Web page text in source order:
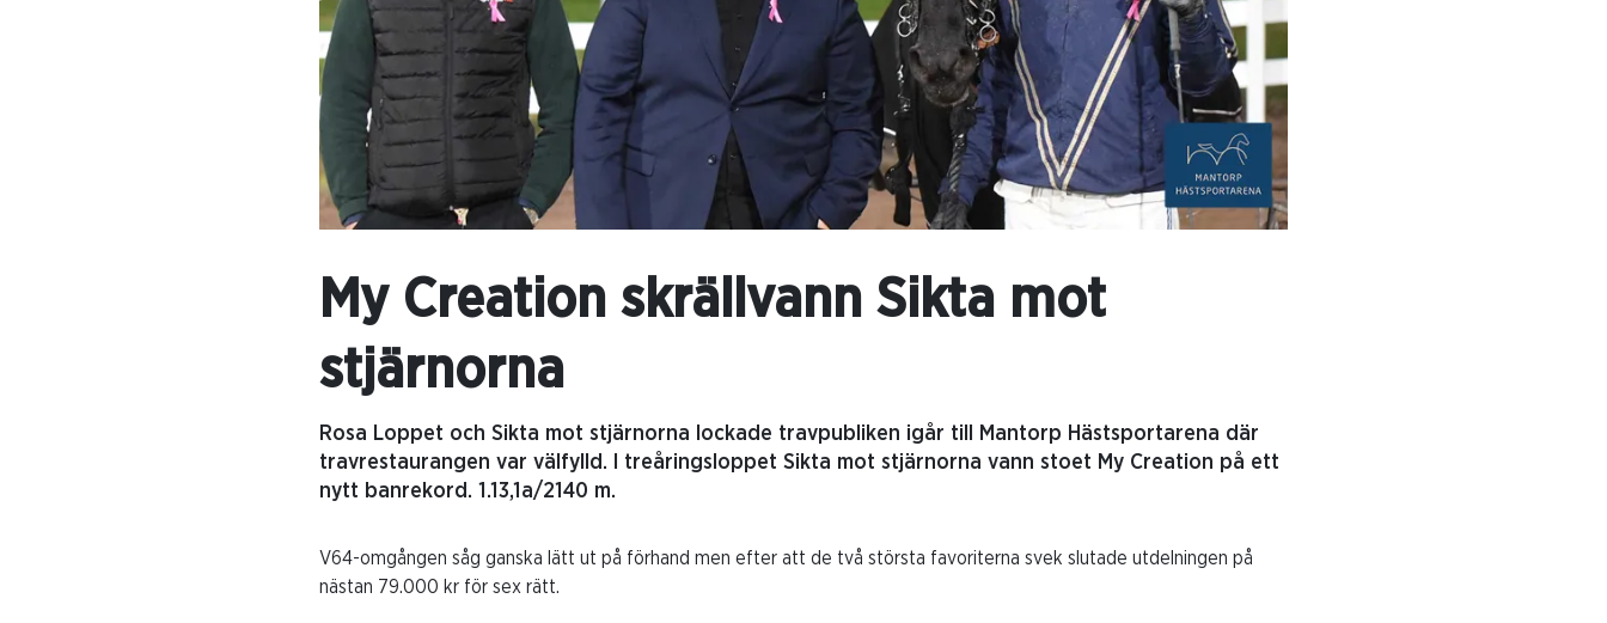
My Creation skrällvann Sikta mot
stjärnorna
Rosa Loppet och Sikta mot stjärnorna lockade travpubliken igår till Mantorp Hästsportarena där
travrestaurangen var välfylld. I treåringsloppet Sikta mot stjärnorna vann stoet My Creation på ett
nytt banrekord. 1.13,1a/2140 m.
V64-omgången såg ganska lätt ut på förhand men efter att de två största favoriterna svek slutade utdelningen på
nästan 79.000 kr för sex rätt.